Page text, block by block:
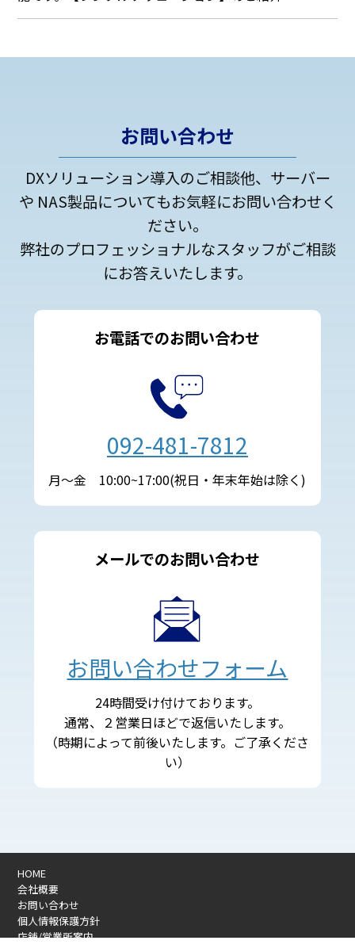
お問い合わせ
DXソリューション導入のご相談他、サーバー
や NAS製品についてもお気軽にお問い合わせく
ださい。
弊社のプロフェッショナルなスタッフがご相談
にお答えいたします。
お電話でのお問い合わせ
092-481-7812
月～金 10:00~17:00(祝日・年末年始は除く)
メールでのお問い合わせ
お問い合わせフォーム
24時間受け付けております。
通常、２営業日ほどで返信いたします。
（時期によって前後いたします。ご了承くださ
い）
HOME
会社概要
お問い合わせ
個人情報保護方針
店舗/営業所案内